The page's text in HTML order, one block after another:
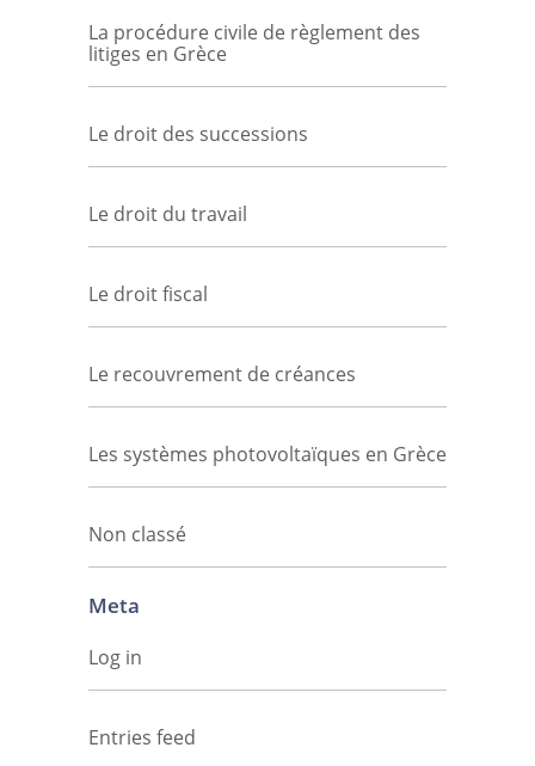
La procédure civile de règlement des
litiges en Grèce
Le droit des successions
Le droit du travail
Le droit fiscal
Le recouvrement de créances
Les systèmes photovoltaïques en Grèce
Non classé
Meta
Log in
Entries feed